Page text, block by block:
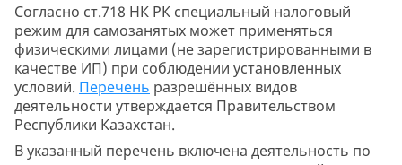
Согласно ст.718 НК РК специальный налоговый
режим для самозанятых может применяться
физическими лицами (не зарегистрированными в
качестве ИП) при соблюдении установленных
условий. Перечень разрешённых видов
деятельности утверждается Правительством
Республики Казахстан.
В указанный перечень включена деятельность по